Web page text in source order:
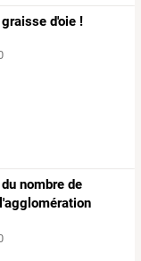
d'oie !
nombre de